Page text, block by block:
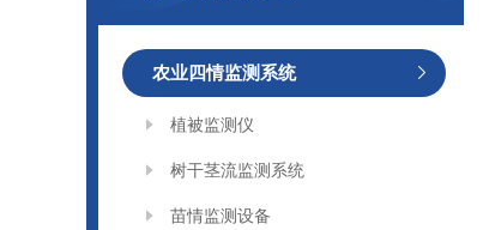
农业四情监测系统
植被监测仪
树干茎流监测系统
苗情监测设备